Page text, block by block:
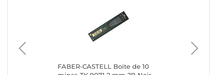
FABER-CASTELL Boite de 10